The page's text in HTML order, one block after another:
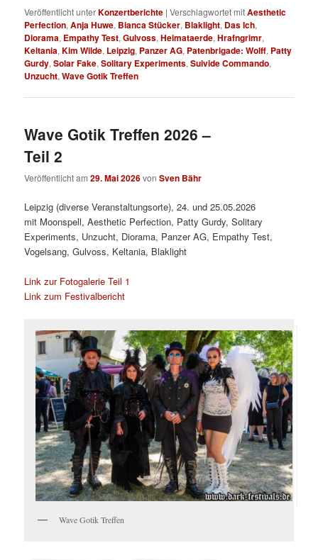
Veröffentlicht unterKonzertberichte |Verschlagwortet mitAesthetic
Perfection,Anja Huwe, Bianca Stücker, Blaklight, Das Ich,
Diorama, Empathy Test,Gulvoss,Heimataerde,Hrafngrimr,
Keltania,Kim Wilde, Leipzig, Panzer AG, Patenbrigade: Wolff, Patty
Gurdy,Solar Fake,Solitary Experiments,Suivide Commando,
Unzucht,Wave Gotik Treffen
Wave Gotik Treffen 2026 –
Teil 2
Veröffentlicht am29. Mai 2026vonSven Bähr
Leipzig (diverse Veranstaltungsorte), 24. und 25.05.2026
mit Moonspell, Aesthetic Perfection, Patty Gurdy, Solitary
Experiments, Unzucht, Diorama, Panzer AG, Empathy Test,
Vogelsang, Gulvoss, Keltania, Blaklight
Link zur Fotogalerie Teil 1
Link zum Festivalbericht
Wave Gotik Treffen